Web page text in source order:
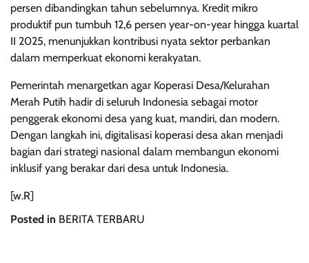
persen dibandingkan tahun sebelumnya. Kredit mikro
produktif pun tumbuh 12,6 persen year-on-year hingga kuartal
II 2025, menunjukkan kontribusi nyata sektor perbankan
dalam memperkuat ekonomi kerakyatan.
Pemerintah menargetkan agar Koperasi Desa/Kelurahan
Merah Putih hadir di seluruh Indonesia sebagai motor
penggerak ekonomi desa yang kuat, mandiri, dan modern.
Dengan langkah ini, digitalisasi koperasi desa akan menjadi
bagian dari strategi nasional dalam membangun ekonomi
inklusif yang berakar dari desa untuk Indonesia.
[w.R]
Posted in BERITA TERBARU